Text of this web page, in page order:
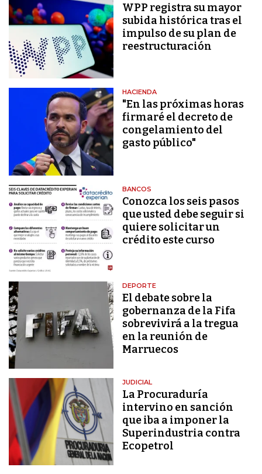
WPP registra su mayor
subida histórica tras el
impulso de su plan de
reestructuración
HACIENDA
"En las próximas horas
firmaré el decreto de
congelamiento del
gasto público"
BANCOS
Conozca los seis pasos
que usted debe seguir si
quiere solicitar un
crédito este curso
DEPORTE
El debate sobre la
gobernanza de la Fifa
sobrevivirá a la tregua
en la reunión de
Marruecos
JUDICIAL
La Procuraduría
intervino en sanción
que iba a imponer la
Superindustria contra
Ecopetrol